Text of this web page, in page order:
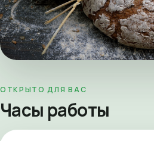
ОТКРЫТО ДЛЯ ВАС
Часы работы